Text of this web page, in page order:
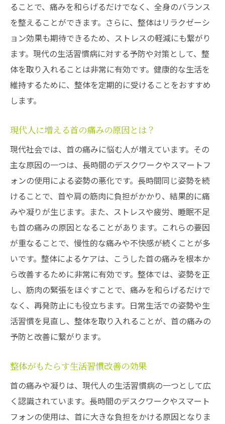
ることで、痛みを和らげるだけでなく、全身のバランス
を整えることができます。さらに、整体はリラクゼーシ
ョン効果も期待できるため、ストレスの軽減にも繋がり
ます。現代の生活習慣病に対する予防や対策として、整
体を取り入れることは非常に有効です。健康的な生活を
維持するために、整体を定期的に受けることをおすすめ
します。
現代人に増える首の痛みの原因とは？
現代社会では、首の痛みに悩む人が増えています。その
主な原因の一つは、長時間のデスクワークやスマートフ
ォンの使用による姿勢の悪化です。長時間同じ姿勢を続
けることで、首や肩の筋肉に負担がかかり、結果的に痛
みや凝りが生じます。また、ストレスや疲労、睡眠不足
も首の痛みの原因となることがあります。これらの要因
が重なることで、慢性的な痛みや不快感が続くことが多
いです。整体によるケアは、こうした首の痛みを根本か
ら改善するために非常に有効です。整体では、姿勢を正
し、筋肉の緊張をほぐすことで、痛みを和らげるだけで
なく、再発防止にも役立ちます。日常生活での姿勢や生
活習慣を見直し、整体を取り入れることが、首の痛みの
予防と改善に繋がります。
整体がもたらす生活習慣改善の効果
首の痛みや凝りは、現代人の生活習慣病の一つとして広
く認識されています。長時間のデスクワークやスマート
フォンの使用は、首に大きな負担をかける原因となりま